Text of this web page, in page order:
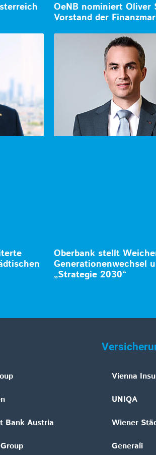
OeNB nominiert Oliver
Vorstand der
Oberbank stellt
Generationenwechsel
„Strategie 2030“
Bank Austria
Vienna
UNIQA
Wiener
Generali